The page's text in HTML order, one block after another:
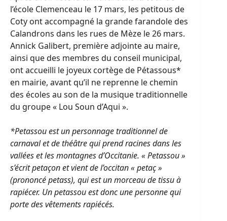
l’école Clemenceau le 17 mars, les petitous de
Coty ont accompagné la grande farandole des
Calandrons dans les rues de Mèze le 26 mars.
Annick Galibert, première adjointe au maire,
ainsi que des membres du conseil municipal,
ont accueilli le joyeux cortège de Pétassous*
en mairie, avant qu’il ne reprenne le chemin
des écoles au son de la musique traditionnelle
du groupe « Lou Soun d’Aqui ».
*Petassou est un personnage traditionnel de
carnaval et de théâtre qui prend racines dans les
vallées et les montagnes d’Occitanie. « Petassou »
s’écrit petaçon et vient de l’occitan « petaç »
(prononcé petass), qui est un morceau de tissu à
rapiécer. Un petassou est donc une personne qui
porte des vêtements rapiécés.